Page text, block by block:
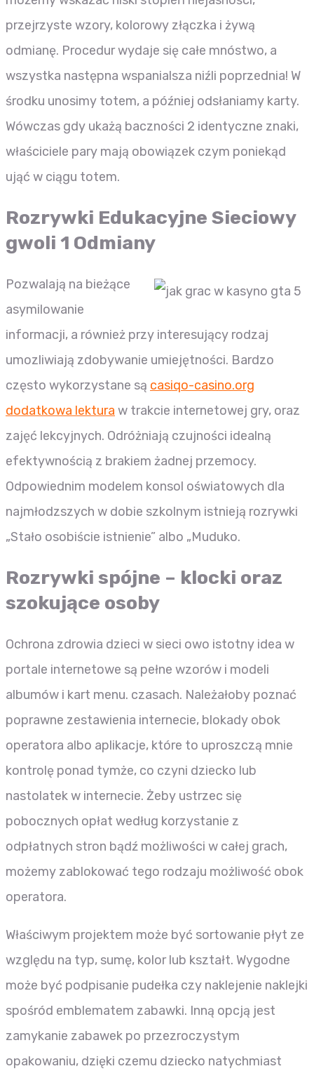
przejrzyste wzory, kolorowy złączka i żywą
odmianę. Procedur wydaje się całe mnóstwo, a
wszystka następna wspanialsza niźli poprzednia! W
środku unosimy totem, a później odsłaniamy karty.
Wówczas gdy ukażą baczności 2 identyczne znaki,
właściciele pary mają obowiązek czym poniekąd
ująć w ciągu totem.
Rozrywki Edukacyjne Sieciowy
gwoli 1 Odmiany
Pozwalają na bieżące
asymilowanie
informacji, a również przy interesujący rodzaj
umozliwiają zdobywanie umiejętności. Bardzo
często wykorzystane są casiqo-casino.org
dodatkowa lektura w trakcie internetowej gry, oraz
zajęć lekcyjnych. Odróżniają czujności idealną
efektywnością z brakiem żadnej przemocy.
Odpowiednim modelem konsol oświatowych dla
najmłodzszych w dobie szkolnym istnieją rozrywki
„Stało osobiście istnienie” albo „Muduko.
Rozrywki spójne – klocki oraz
szokujące osoby
Ochrona zdrowia dzieci w sieci owo istotny idea w
portale internetowe są pełne wzorów i modeli
albumów i kart menu. czasach. Należałoby poznać
poprawne zestawienia internecie, blokady obok
operatora albo aplikacje, które to uproszczą mnie
kontrolę ponad tymże, co czyni dziecko lub
nastolatek w internecie. Żeby ustrzec się
pobocznych opłat według korzystanie z
odpłatnych stron bądź możliwości w całej grach,
możemy zablokować tego rodzaju możliwość obok
operatora.
Właściwym projektem może być sortowanie płyt ze
względu na typ, sumę, kolor lub kształt. Wygodne
może być podpisanie pudełka czy naklejenie naklejki
spośród emblematem zabawki. Inną opcją jest
zamykanie zabawek po przezroczystym
opakowaniu, dzięki czemu dziecko natychmiast